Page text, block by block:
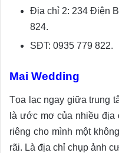
Địa chỉ 2: 234 Điện
824.
SĐT: 0935 779 822.
Mai Wedding
Tọa lạc ngay giữa trung
là ước mơ của nhiều địa
riêng cho mình một
rãi. Là địa chỉ chụp ảnh